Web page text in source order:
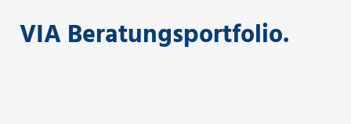
VIA Beratungsportfolio.